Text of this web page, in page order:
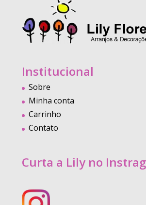
Institucional
Sobre
Minha conta
Carrinho
Contato
Curta a Lily no